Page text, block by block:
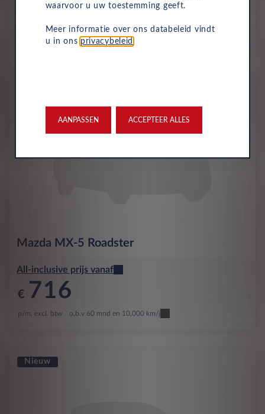
590
o.b.v 60 mnd en 10,000 km/j
Mazda MX-5 Roadster
All-inclusive prijs vanaf
€ 716
p/m. excl. btw o.b.v 60 mnd en 10,000 km/j
Nieuw
waarvoor u uw toestemming geeft.
Meer informatie over ons databeleid vindt
u in ons privacybeleid
AANPASSEN ACCEPTEER ALLES